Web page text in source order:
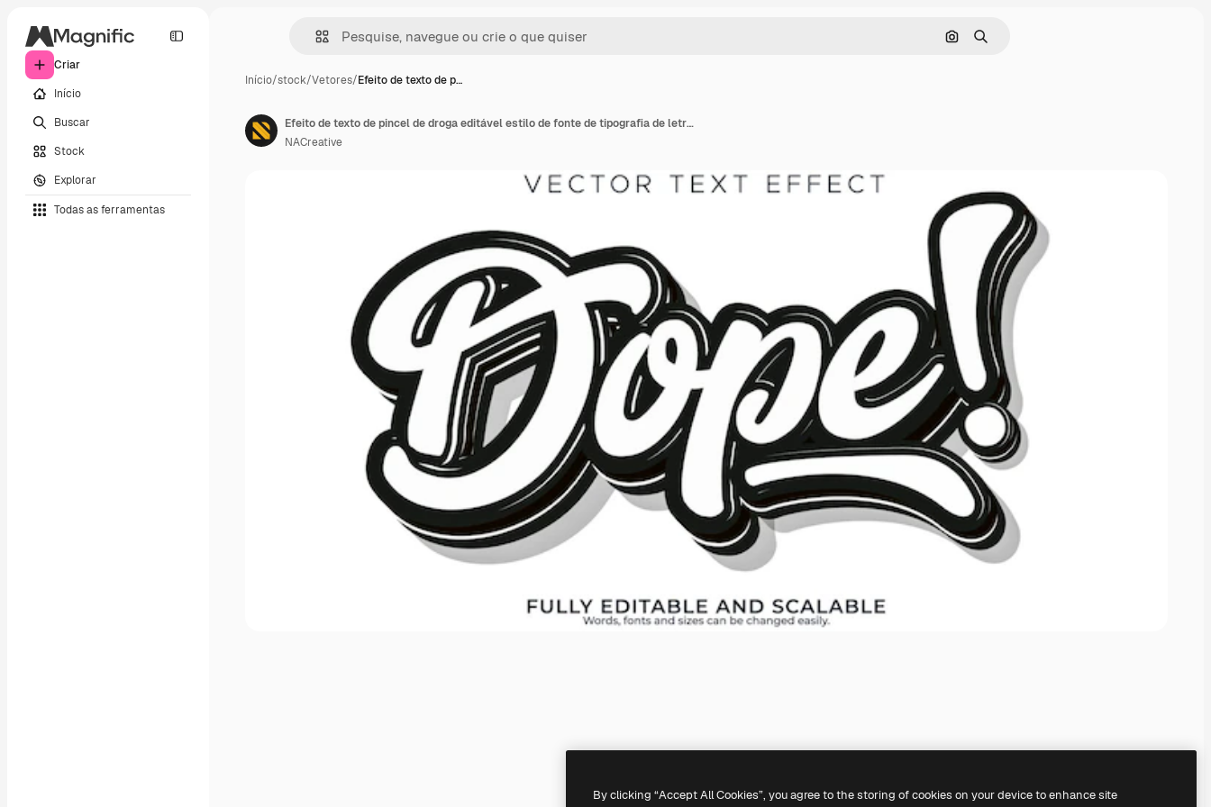
Criar
Início
Buscar
Stock
Explorar
Todas as ferramentas
Pesquisar por imagem
Buscar
Início/stock/Vetores/Efeito de texto de p…
Efeito de texto de pincel de droga editável estilo de fonte de tipografia de letras modernas
NACreative
By clicking “Accept All Cookies”, you agree to the storing of cookies on your device to enhance site